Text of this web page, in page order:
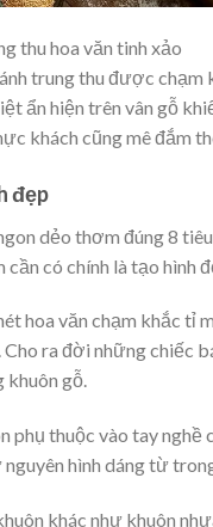
thu hoa văn tinh xảo
trung thu được chạm
ẩn hiện trên vân gỗ
khách cũng mê đắm
đẹp
dẻo thơm đúng 8
có chính là tạo hình
hoa văn chạm khắc tỉ
Cho ra đời những chiếc
khuôn gỗ.
phụ thuộc vào tay
hình dáng từ
khác như khuôn